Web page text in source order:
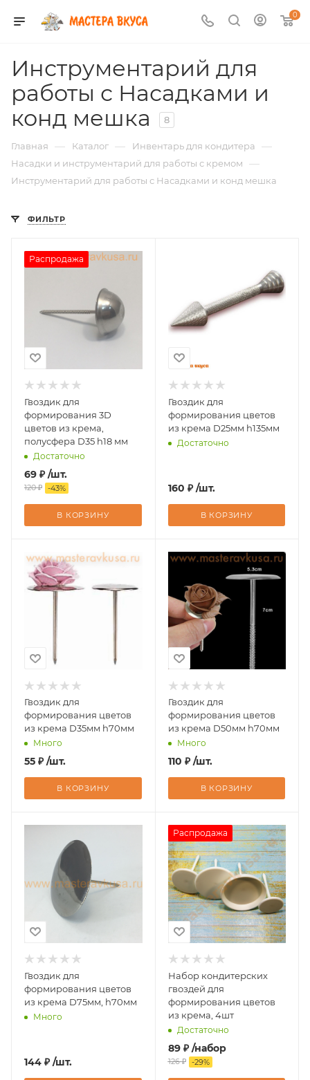
0
Инструментарий для
работы с Насадками и
конд мешка
8
Главная — Каталог — Инвентарь для кондитера —
Насадки и инструментарий для работы с кремом —
Инструментарий для работы с Насадками и конд мешка
ФИЛЬТР
Распродажа
Гвоздик для
формирования 3D
цветов из крема,
полусфера D35 h18 мм
Достаточно
69 ₽ /шт.
120 ₽ -43%
В КОРЗИНУ
Гвоздик для
формирования цветов
из крема D25мм h135мм
Достаточно
160 ₽ /шт.
В КОРЗИНУ
Гвоздик для
формирования цветов
из крема D35мм h70мм
Много
55 ₽ /шт.
В КОРЗИНУ
Гвоздик для
формирования цветов
из крема D50мм h70мм
Много
110 ₽ /шт.
В КОРЗИНУ
Гвоздик для
формирования цветов
из крема D75мм, h70мм
Много
144 ₽ /шт.
Распродажа
Набор кондитерских
гвоздей для
формирования цветов
из крема, 4шт
Достаточно
89 ₽ /набор
126 ₽ -29%